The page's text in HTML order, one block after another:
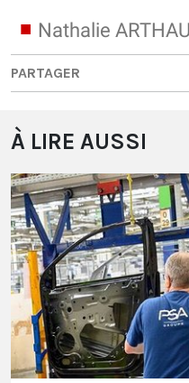
Nathalie
PARTAGER
À LIRE AUSSI